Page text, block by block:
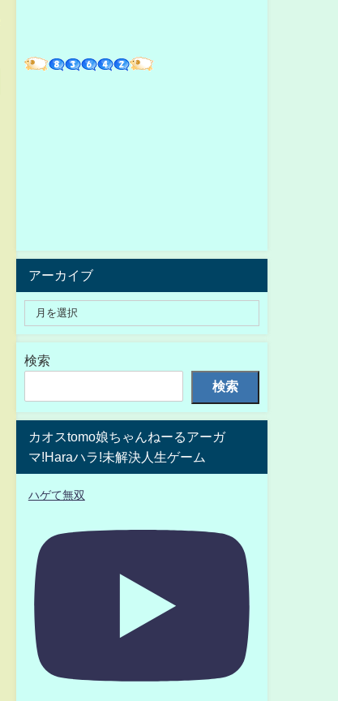
アーカイブ
検索
検索
カオスtomo娘ちゃんねーるアーガ
マ!Haraハラ!未解決人生ゲーム
ハゲて無双